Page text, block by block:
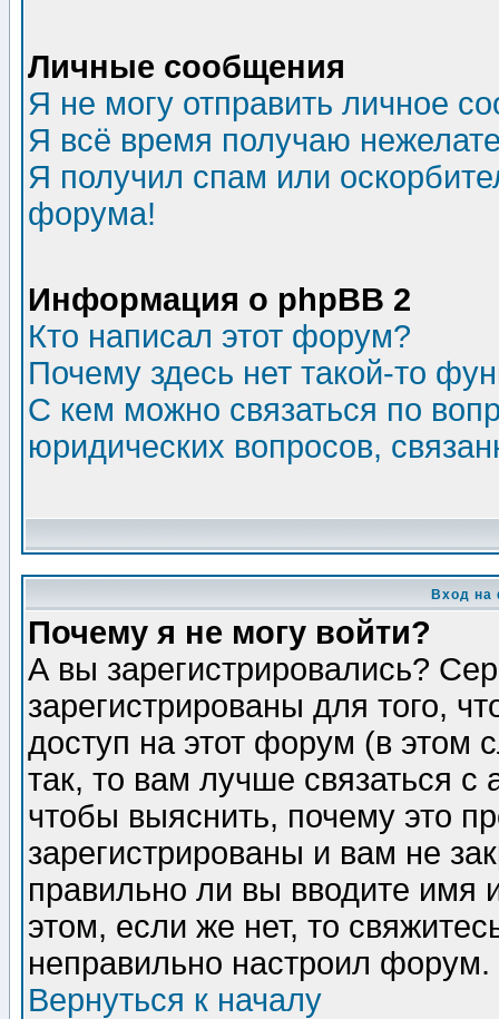
Личные сообщения
Я не могу отправить личное
Я всё время получаю
Я получил спам или
форума!
Информация о phpBB 2
Кто написал этот форум?
Почему здесь нет такой-то
С кем можно связаться по
юридических вопросов,
Вход на
Почему я не могу войти?
А вы зарегистрировались?
зарегистрированы для того,
доступ на этот форум (в этом
так, то вам лучше связаться
чтобы выяснить, почему это
зарегистрированы и вам не
правильно ли вы вводите
этом, если же нет, то
неправильно настроил форум.
Вернуться к началу